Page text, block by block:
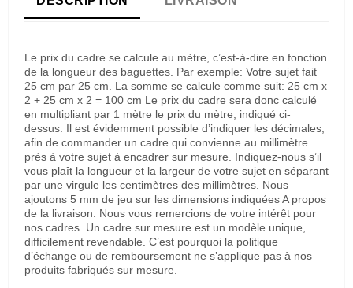
Le prix du cadre se calcule au mètre, c’est-à-dire en fonction
de la longueur des baguettes. Par exemple: Votre sujet fait
25 cm par 25 cm. La somme se calcule comme suit: 25 cm x
2 + 25 cm x 2 = 100 cm Le prix du cadre sera donc calculé
en multipliant par 1 mètre le prix du mètre, indiqué ci-
dessus. Il est évidemment possible d’indiquer les décimales,
afin de commander un cadre qui convienne au millimètre
près à votre sujet à encadrer sur mesure. Indiquez-nous s’il
vous plaît la longueur et la largeur de votre sujet en séparant
par une virgule les centimètres des millimètres. Nous
ajoutons 5 mm de jeu sur les dimensions indiquées A propos
de la livraison: Nous vous remercions de votre intérêt pour
nos cadres. Un cadre sur mesure est un modèle unique,
difficilement revendable. C’est pourquoi la politique
d’échange ou de remboursement ne s’applique pas à nos
produits fabriqués sur mesure.